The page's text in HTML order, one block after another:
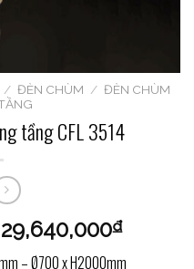
/ ĐÈN CHÙM / ĐÈN CHÙM
tầng CFL 3514
29,640,000₫
– Ø700 x H2000mm